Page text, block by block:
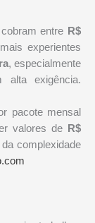
entre R$
experientes
, especialmente
exigência.
pacote mensal
valores de
R$
complexidade